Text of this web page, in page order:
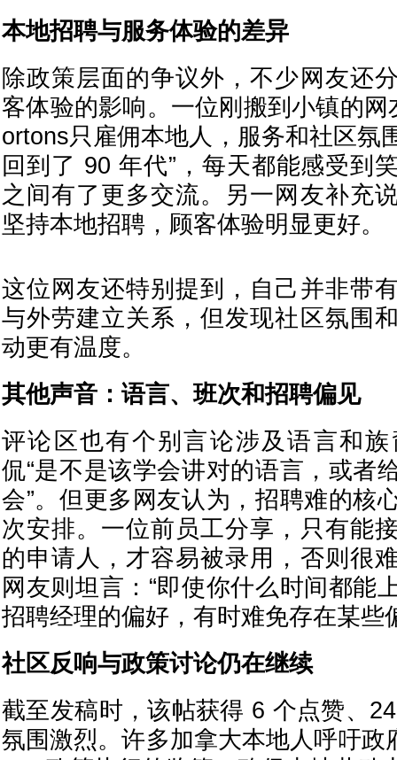
本地招聘与服务体验的差异
除政策层面的争议外，不少网友还
客体验的影响。一位刚搬到小镇的
ortons只雇佣本地人，服务和社区氛
回到了 90 年代”，每天都能感受到
之间有了更多交流。另一网友补充
坚持本地招聘，顾客体验明显更好。
这位网友还特别提到，自己并非带
与外劳建立关系，但发现社区氛围
动更有温度。
其他声音：语言、班次和招聘偏见
评论区也有个别言论涉及语言和
侃“是不是该学会讲对的语言，或者
会”。但更多网友认为，招聘难的核
次安排。一位前员工分享，只有能
的申请人，才容易被录用，否则很
网友则坦言：“即使你什么时间都能
招聘经理的偏好，有时难免存在某些
社区反响与政策讨论仍在继续
截至发稿时，该帖获得 6 个点赞、
氛围激烈。许多加拿大本地人呼吁政